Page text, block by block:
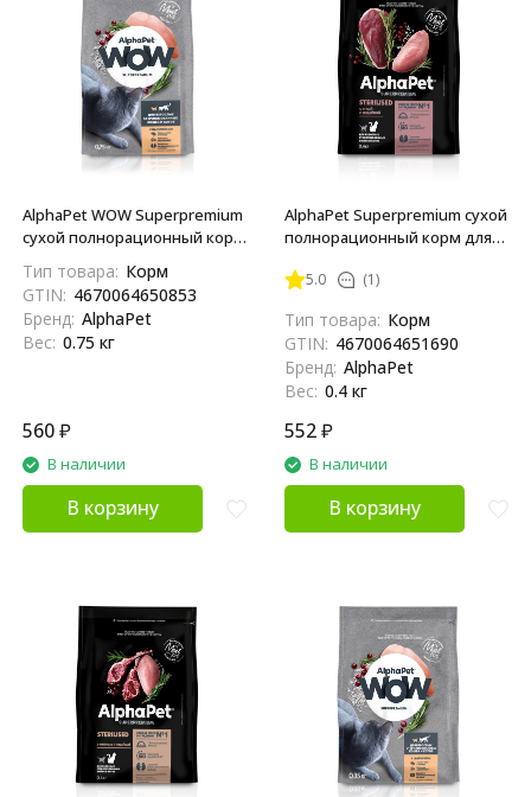
AlphaPet WOW Superpremium
сухой полнорационный корм
стерилизованных кошек и
котов c цыпленком - 750 г
Тип товара: Корм
GTIN: 4670064650853
Бренд: AlphaPet
Вес: 0.75 кг
560₽
В наличии
В корзину
AlphaPet Superpremium сухой
полнорационный корм для
кошек и котов с уткой и
5.0 (1)
Тип товара: Корм
GTIN: 4670064651690
Бренд: AlphaPet
Вес: 0.4 кг
552₽
В наличии
В корзину